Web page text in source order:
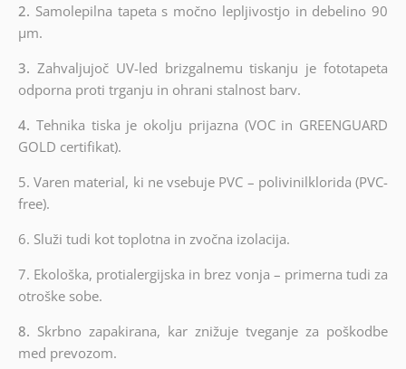
2. Samolepilna tapeta s močno lepljivostjo in debelino 90
µm.
3. Zahvaljujoč UV-led brizgalnemu tiskanju je fototapeta
odporna proti trganju in ohrani stalnost barv.
4. Tehnika tiska je okolju prijazna (VOC in GREENGUARD
GOLD certifikat).
5. Varen material, ki ne vsebuje PVC – polivinilklorida (PVC-
free).
6. Služi tudi kot toplotna in zvočna izolacija.
7. Ekološka, protialergijska in brez vonja – primerna tudi za
otroške sobe.
8. Skrbno zapakirana, kar znižuje tveganje za poškodbe
med prevozom.